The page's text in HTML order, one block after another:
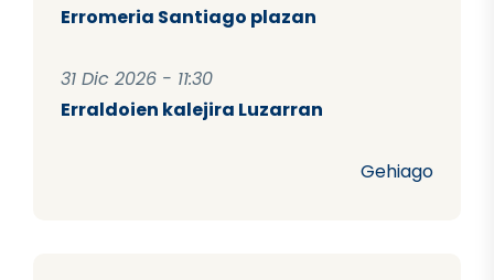
Erromeria Santiago plazan
31 Dic 2026 - 11:30
Erraldoien kalejira Luzarran
Gehiago